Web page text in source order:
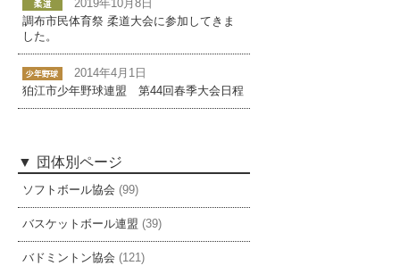
2019年10月8日
調布市民体育祭 柔道大会に参加してきま
した。
2014年4月1日
狛江市少年野球連盟 第44回春季大会日程
団体別ページ
ソフトボール協会 (99)
バスケットボール連盟 (39)
バドミントン協会 (121)